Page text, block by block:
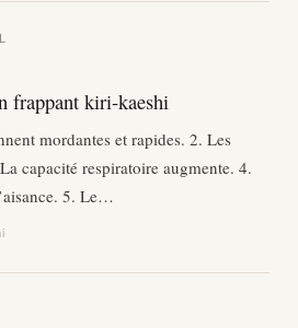
frappant kiri-kaeshi
mordantes et rapides. 2. Les
capacité respiratoire augmente. 4.
5. Le…